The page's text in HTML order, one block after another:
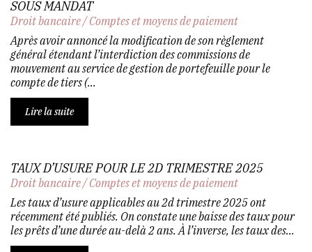
SOUS MANDAT
Droit bancaire/Comptes et moyens de paiement
Après avoir annoncé la modification de son règlement
général étendant l’interdiction des commissions de
mouvement au service de gestion de portefeuille pour le
compte de tiers (...
Lire la suite
TAUX D’USURE POUR LE 2D TRIMESTRE 2025
Droit bancaire/Comptes et moyens de paiement
Les taux d’usure applicables au 2d trimestre 2025 ont
récemment été publiés. On constate une baisse des taux pour
les prêts d’une durée au-delà 2 ans. À l’inverse, les taux des...